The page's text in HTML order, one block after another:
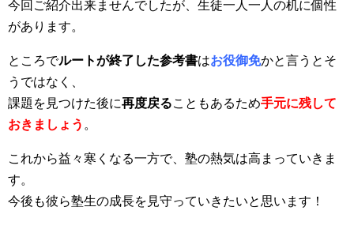
今回ご紹介出来ませんでしたが、生徒一人一人の机に個性
があります。
ところでルートが終了した参考書はお役御免かと言うとそ
うではなく、
課題を見つけた後に再度戻ることもあるため手元に残して
おきましょう 。
これから益々寒くなる一方で、塾の熱気は高まっていきま
す。
今後も彼ら塾生の成長を見守っていきたいと思います！